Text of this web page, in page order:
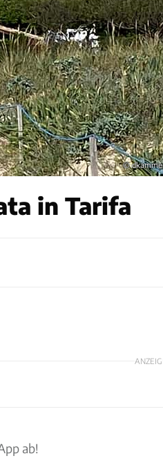
©
in Tarifa
ab!